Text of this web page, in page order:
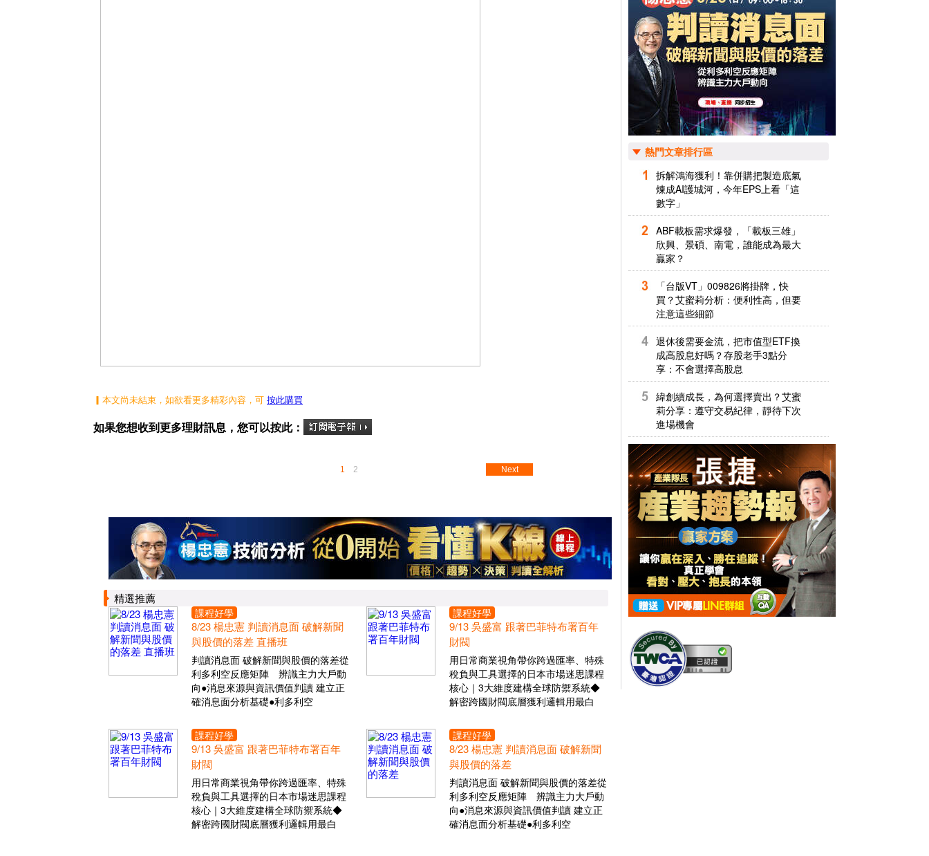
▎本文尚未結束，如欲看更多精彩內容，可 按此購買
如果您想收到更多理財訊息，您可以按此：
1 2 Next
精選推薦
課程好學
8/23 楊忠憲 判讀消息面 破解新聞
與股價的落差 直播班
判讀消息面 破解新聞與股價的落差從
利多利空反應矩陣 辨識主力大戶動
向●消息來源與資訊價值判讀 建立正
確消息面分析基礎●利多利空
課程好學
9/13 吳盛富 跟著巴菲特布署百年
財閥
用日常商業視角帶你跨過匯率、特殊
稅負與工具選擇的日本市場迷思課程
核心｜3大維度建構全球防禦系統◆
解密跨國財閥底層獲利邏輯用最白
課程好學
9/13 吳盛富 跟著巴菲特布署百年
財閥
用日常商業視角帶你跨過匯率、特殊
稅負與工具選擇的日本市場迷思課程
核心｜3大維度建構全球防禦系統◆
解密跨國財閥底層獲利邏輯用最白
課程好學
8/23 楊忠憲 判讀消息面 破解新聞
與股價的落差
判讀消息面 破解新聞與股價的落差從
利多利空反應矩陣 辨識主力大戶動
向●消息來源與資訊價值判讀 建立正
確消息面分析基礎●利多利空
熱門文章排行區
拆解鴻海獲利！靠併購把製造底氣
煉成AI護城河，今年EPS上看「這
數字」
ABF載板需求爆發，「載板三雄」
欣興、景碩、南電，誰能成為最大
贏家？
「台版VT」009826將掛牌，快
買？艾蜜莉分析：便利性高，但要
注意這些細節
退休後需要金流，把市值型ETF換
成高股息好嗎？存股老手3點分
享：不會選擇高股息
緯創續成長，為何選擇賣出？艾蜜
莉分享：遵守交易紀律，靜待下次
進場機會